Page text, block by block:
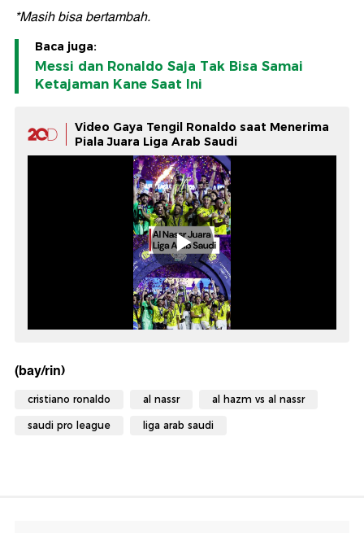
*Masih bisa bertambah.
Baca juga:
Messi dan Ronaldo Saja Tak Bisa Samai
Ketajaman Kane Saat Ini
Video Gaya Tengil Ronaldo saat Menerima
Piala Juara Liga Arab Saudi
(bay/rin)
cristiano ronaldo al nassr al hazm vs al nassr
saudi pro league liga arab saudi